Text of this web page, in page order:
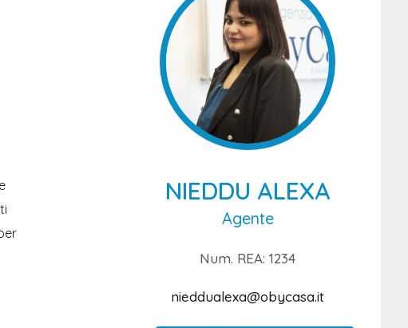
NIEDDU ALEXA
Agente
Num. REA: 1234
nieddualexa@obycasa.it